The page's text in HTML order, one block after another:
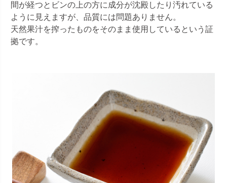
間が経つとビンの上の方に成分が沈殿したり汚れている
ように見えますが、品質には問題ありません。
天然果汁を搾ったものをそのまま使用しているという証
拠です。